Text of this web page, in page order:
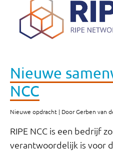
Nieuwe
NCC
Nieuwe opdracht | Door Gerben van
RIPE NCC is een bedrijf
verantwoordelijk is voor